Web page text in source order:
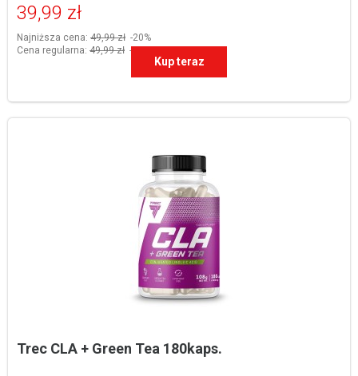
39,99 zł
Najniższa cena: 49,99 zł -20%
Cena regularna: 49,99 zł -20%
Kup teraz
Trec CLA + Green Tea 180kaps.